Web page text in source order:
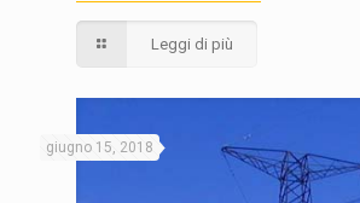
Leggi di più
giugno 15, 2018